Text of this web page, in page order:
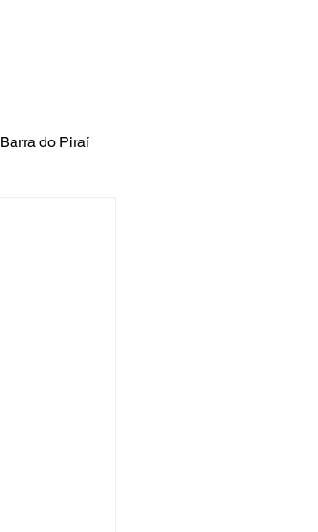
Barra do Piraí